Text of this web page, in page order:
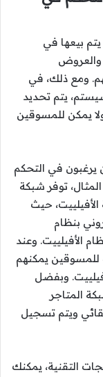
بيعها في
والعروض
ومع ذلك، في
يتم تحديد
يمكن للمسوقين
يرغبون في التحكم
توفر شبكة
حيث
بنظام
الأفيلييت. وعند
للمسوقين يمكنهم
وبفضل
المتاجر
ويتم تسجيل
التقنية، يمكنك